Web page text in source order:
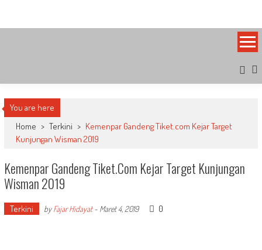
content
You are here
Home > Terkini > Kemenpar Gandeng Tiket.com Kejar Target
Kunjungan Wisman 2019
Kemenpar Gandeng Tiket.com Kejar Target Kunjungan
Wisman 2019
Terkini byFajar Hidayat- Maret 4, 2019 0